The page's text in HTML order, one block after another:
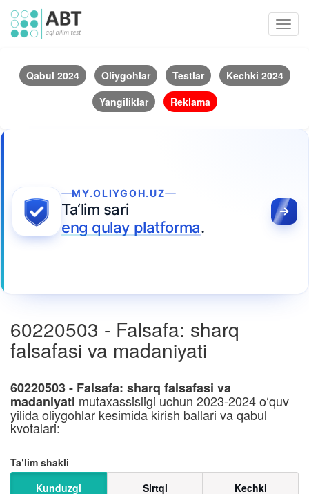
Qabul 2024 Oliygohlar Testlar
Kechki 2024
Yangiliklar
Reklama
MY.OLIYGOH.UZ
Ta‘lim sari
eng qulay platforma.
60220503 - Falsafa: sharq
falsafasi va madaniyati
60220503 - Falsafa: sharq falsafasi va
madaniyati mutaxassisligi uchun 2023-2024 o‘quv
yilida oliygohlar kesimida kirish ballari va qabul
kvotalari:
Taʼlim shakli
Kunduzgi
Sirtqi Kechki